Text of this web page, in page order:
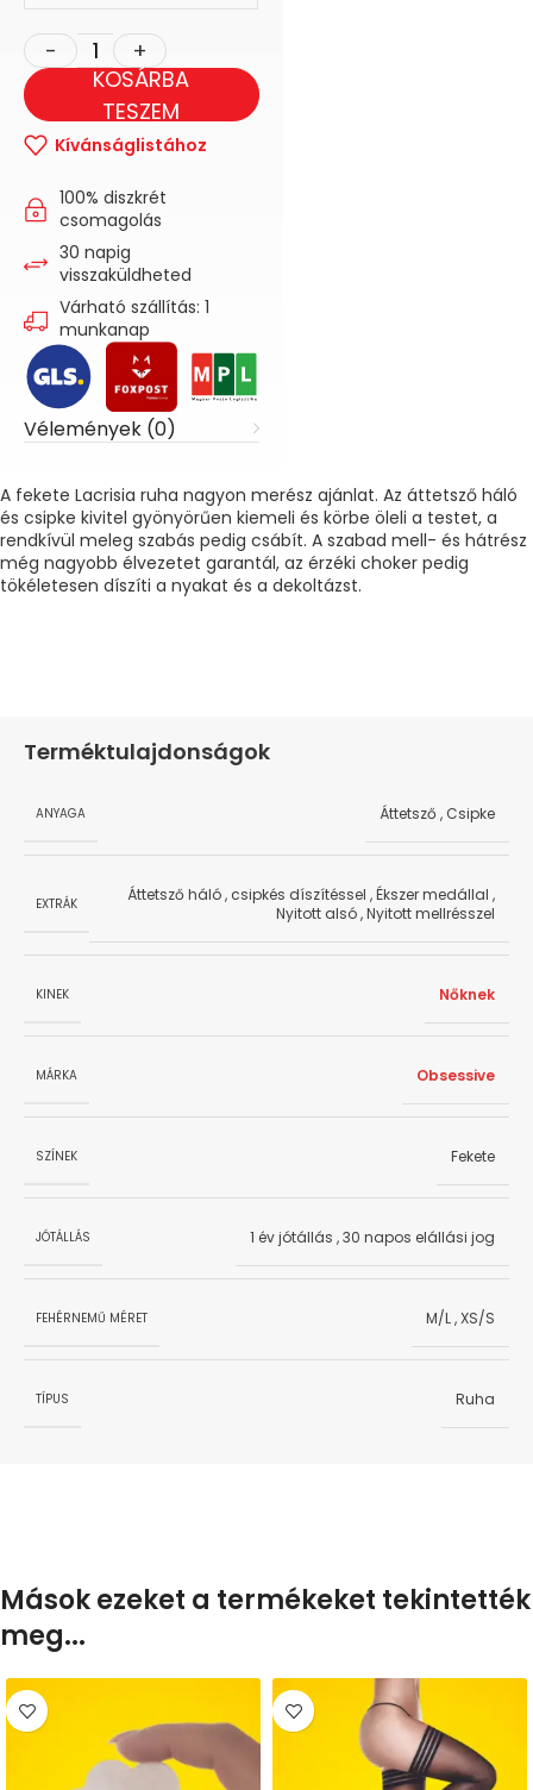
KOSÁRBA
TESZEM
Kívánságlistához
100% diszkrét
csomagolás
30 napig
visszaküldheted
Várható szállítás: 1
munkanap
Vélemények (0)
A fekete Lacrisia ruha nagyon merész ajánlat. Az áttetsző háló
és csipke kivitel gyönyörűen kiemeli és körbe öleli a testet, a
rendkívül meleg szabás pedig csábít. A szabad mell- és hátrész
még nagyobb élvezetet garantál, az érzéki choker pedig
tökéletesen díszíti a nyakat és a dekoltázst.
Terméktulajdonságok
ANYAGA Áttetsző , Csipke
EXTRÁK Áttetsző háló, csipkés díszítéssel ,Ékszer medállal ,
Nyitott alsó,Nyitott mellrésszel
KINEK Nőknek
MÁRKA Obsessive
SZÍNEK Fekete
JÓTÁLLÁS 1 év jótállás ,30 napos elállási jog
FEHÉRNEMŰ MÉRET M/L,XS/S
TÍPUS Ruha
Mások ezeket a termékeket tekintették
meg...